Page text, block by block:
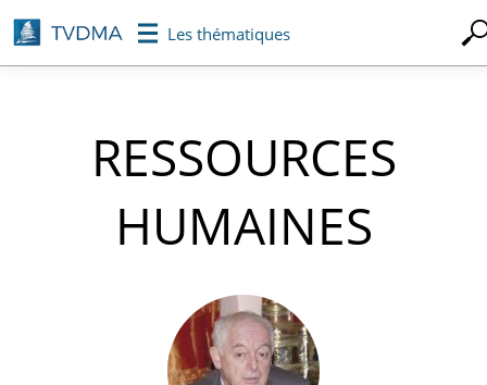
Aller
au
contenu
Les thématiques
RESSOURCES
HUMAINES